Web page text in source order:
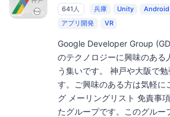
641人 兵庫 Unity Android
アプリ開発
VR
Google Developer Group
のテクノロジーに興味のある
う集いです。 神戸や大阪で
す。ご興味のある方は気軽に
グ メーリングリスト 免責事
たグループです。このグルー